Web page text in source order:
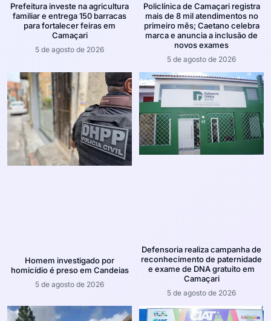
Prefeitura investe na agricultura
familiar e entrega 150 barracas
para fortalecer feiras em
Camaçari
5 de agosto de 2026
Policlínica de Camaçari registra
mais de 8 mil atendimentos no
primeiro mês; Caetano celebra
marca e anuncia a inclusão de
novos exames
5 de agosto de 2026
Homem investigado por
homicídio é preso em Candeias
5 de agosto de 2026
Defensoria realiza campanha de
reconhecimento de paternidade
e exame de DNA gratuito em
Camaçari
5 de agosto de 2026